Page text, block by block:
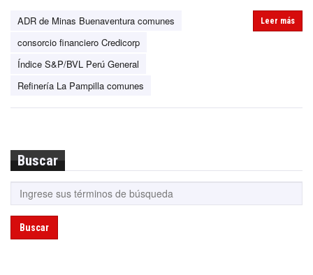
ADR de Minas Buenaventura comunes
consorcio financiero Credicorp
Índice S&P/BVL Perú General
Refinería La Pampilla comunes
Leer más
Buscar
Buscar